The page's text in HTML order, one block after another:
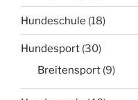
Hundeschule (18)
Hundesport (30)
Breitensport (9)